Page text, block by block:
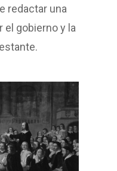
redactar una
gobierno y la